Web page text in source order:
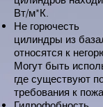
Вт/м*К.
Не горючесть
цилиндры из
относятся к
Могут быть
где существуют
требования к